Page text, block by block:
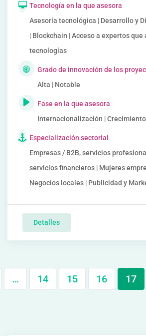
Tecnología en la que asesora
Asesoría tecnológica | Desarrollo y
| Blockchain | Acceso a expertos que
tecnologías
Grado de innovación de los
Alta | Notable
Fase en la que asesora
Internacionalización |
Especialización sectorial
Empresas / B2B, servicios
servicios financieros | Mujeres
Negocios locales | Publicidad y
Detalles
… 14 15 16 17